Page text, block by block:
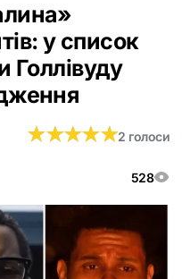
у список
Голлівуду
528
★★★★★
★★★★★2 голоси